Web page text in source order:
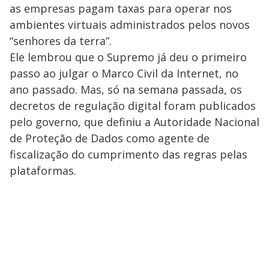
as empresas pagam taxas para operar nos
ambientes virtuais administrados pelos novos
“senhores da terra”.
Ele lembrou que o Supremo já deu o primeiro
passo ao julgar o Marco Civil da Internet, no
ano passado. Mas, só na semana passada, os
decretos de regulação digital foram publicados
pelo governo, que definiu a Autoridade Nacional
de Proteção de Dados como agente de
fiscalização do cumprimento das regras pelas
plataformas.